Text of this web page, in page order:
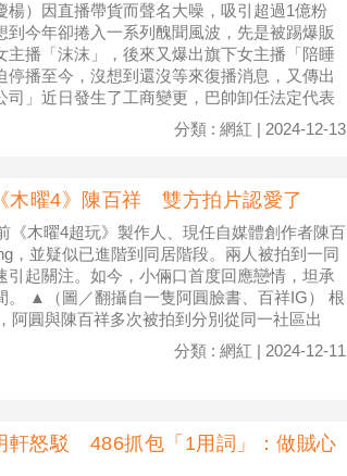
）因直播帶貨而聲名大噪，吸引超過1億粉
今年卻捲入一系列醜聞風波，先是被踢爆販
播「沫沫」，後來又爆出旗下女主播「陪睡
播至今，沒想到還沒等來復播消息，又傳出
」近日發生了工商變更，巴帥卸任法定代表
分類 : 網紅 | 2024-12-13
木曜4》陳百祥 雙方拍片認愛了
《木曜4超玩》製作人、現任自媒體創作者陳百
，並疑似已進階到同居階段。兩人被拍到一同
起關注。如今，小倆口首度回應戀情，坦承
。 ▲（圖／翻攝自一隻阿圓臉書、百祥IG） 根
阿圓與陳百祥多次被拍到分別從同一社區出
分類 : 網紅 | 2024-12-11
軒怒駁 486抓包「1用詞」：做賊心